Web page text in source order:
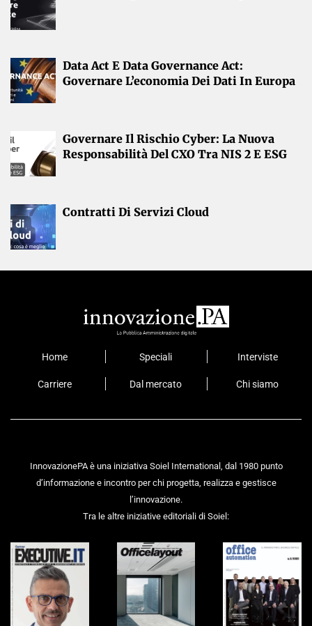
Data Act E Data Governance Act:
Governare L’economia Dei Dati In Europa
Governare Il Rischio Cyber: La Nuova
Responsabilità Del CXO Tra NIS 2 E ESG
Contratti Di Servizi Cloud
Home Speciali Interviste
Carriere Dal mercato Chi siamo
InnovazionePA è una iniziativa Soiel International, dal 1980 punto
d’informazione e incontro per chi progetta, realizza e gestisce
l’innovazione.
Tra le altre iniziative editoriali di Soiel: